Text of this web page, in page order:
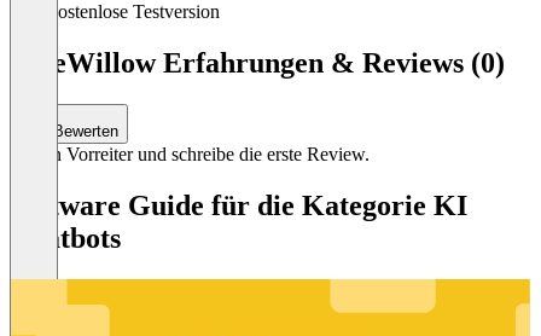
Kostenlose Testversion
BlueWillow Erfahrungen & Reviews (0)
Bewerten
Sei ein Vorreiter und schreibe die erste Review.
Software Guide für die Kategorie KI
Chatbots